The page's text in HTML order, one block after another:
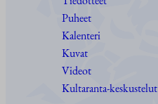
Puheet
Kalenteri
Kuvat
Videot
Kultaranta-keskustelut